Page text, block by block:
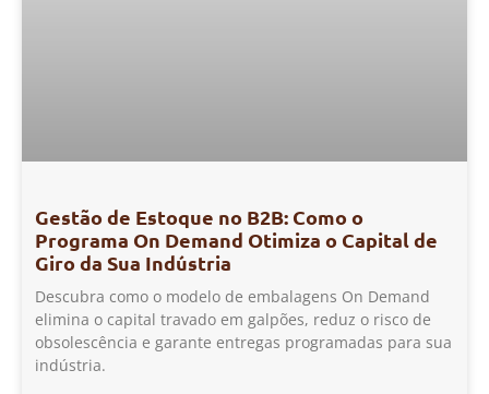
Gestão de Estoque no B2B: Como o
Programa On Demand Otimiza o Capital de
Giro da Sua Indústria
Descubra como o modelo de embalagens On Demand
elimina o capital travado em galpões, reduz o risco de
obsolescência e garante entregas programadas para sua
indústria.